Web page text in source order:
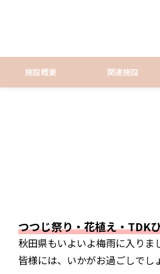
施設概要 関連施設
つつじ祭り・花植え・TDK
秋田県もいよいよ梅雨に入りま
皆様には、いかがお過ごしでし